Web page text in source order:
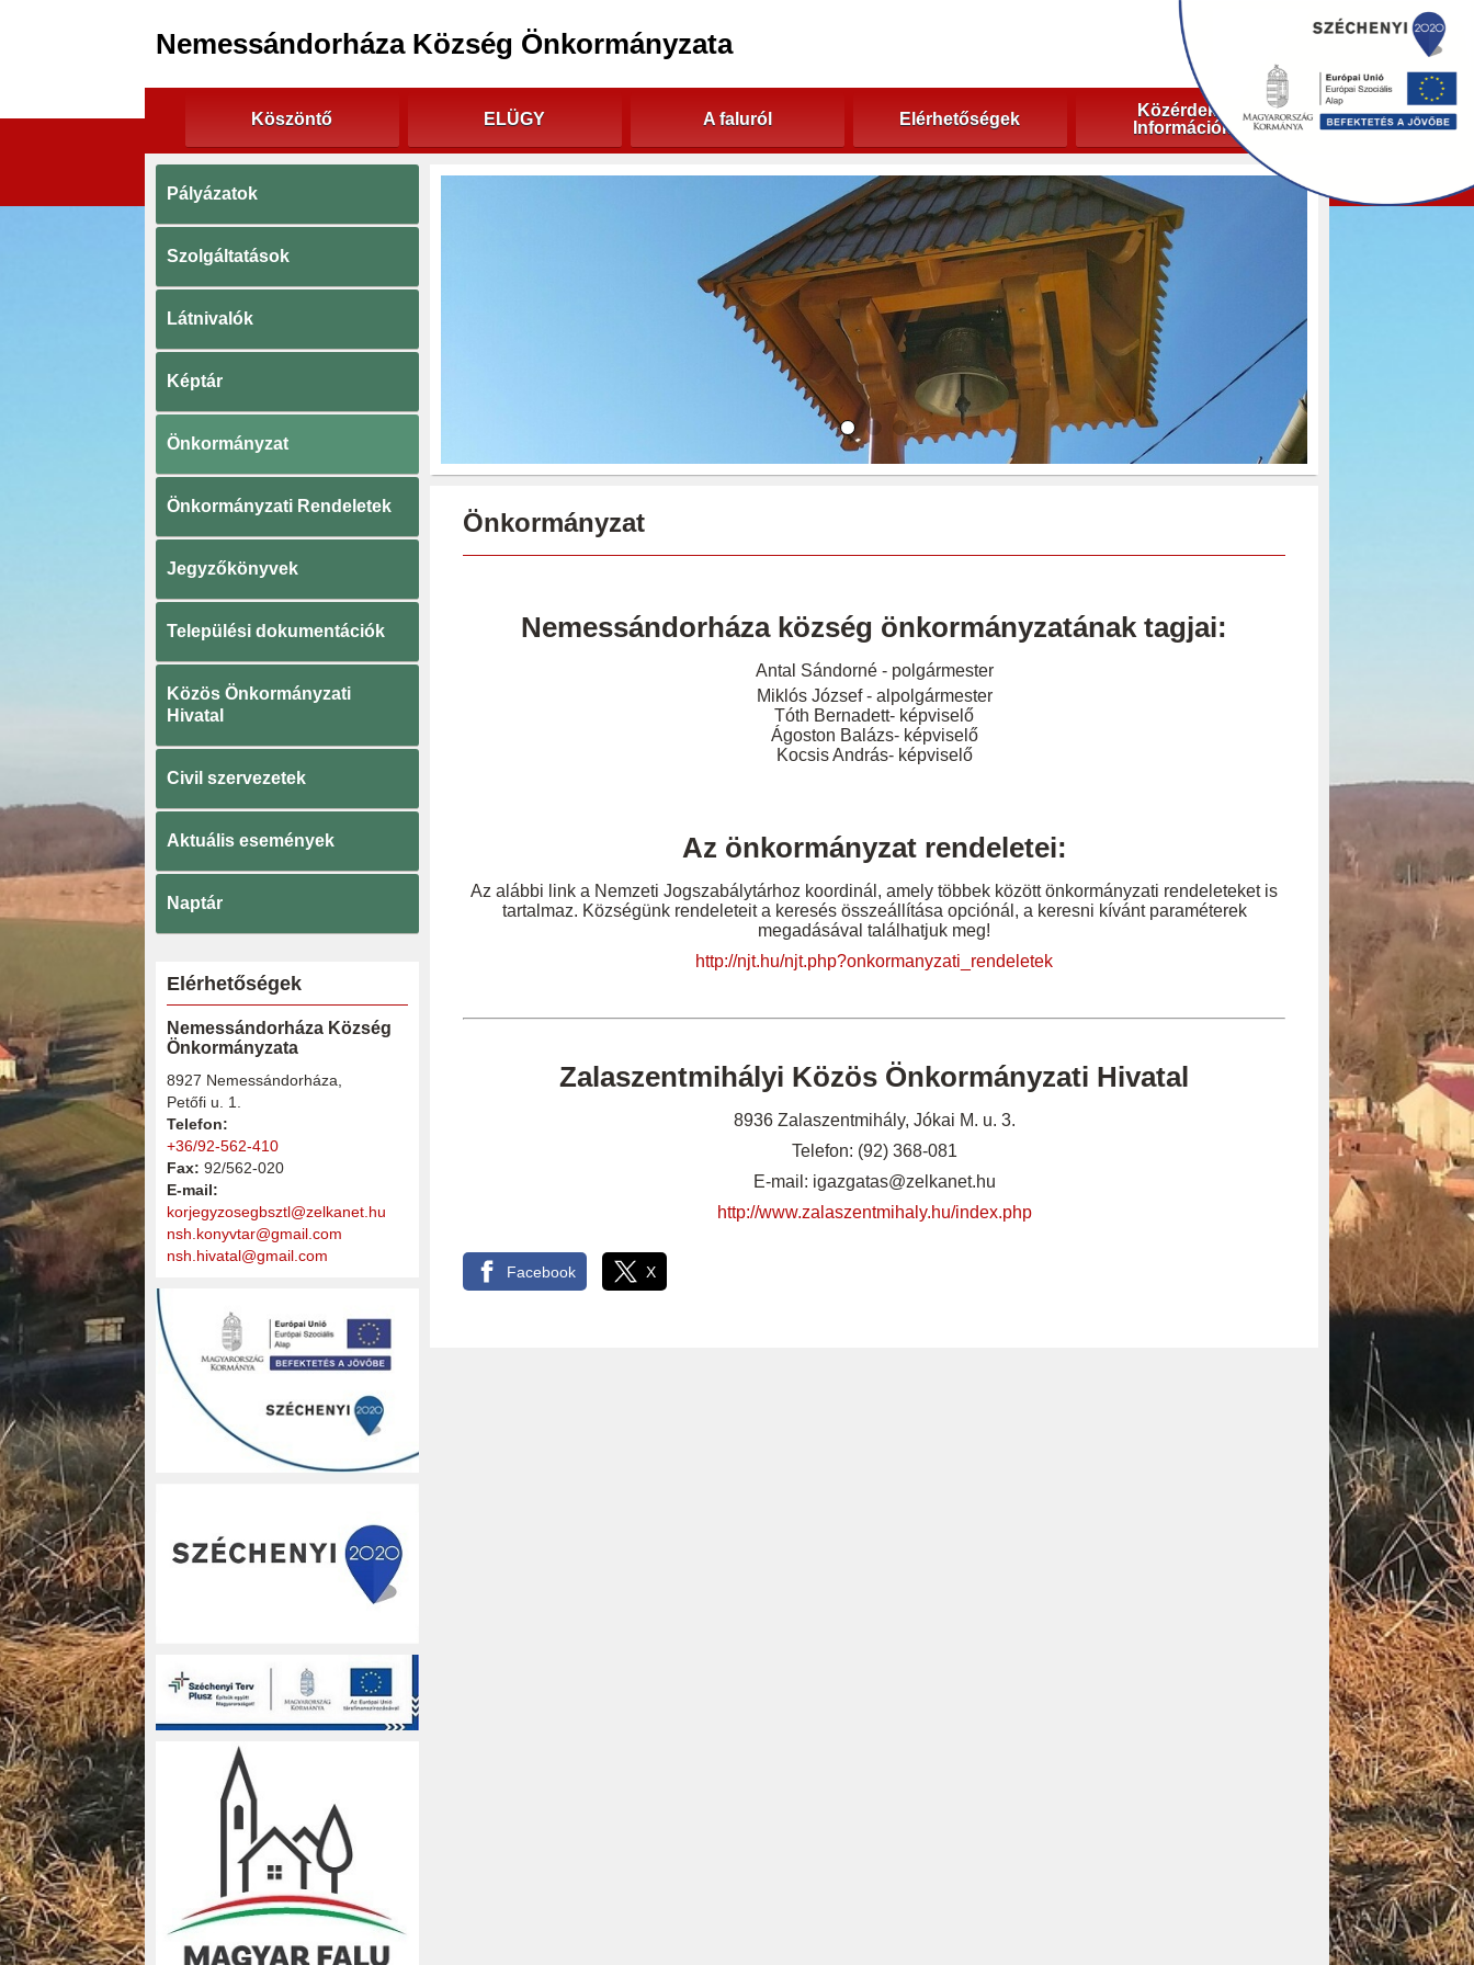
Nemessándorháza Község Önkormányzata
Köszöntő ELÜGY A faluról Elérhetőségek
Közérdekű
Információk
Pályázatok
Szolgáltatások
Látnivalók
Képtár
Önkormányzat
Önkormányzati Rendeletek
Jegyzőkönyvek
Települési dokumentációk
Közös Önkormányzati
Hivatal
Civil szervezetek
Aktuális események
Naptár
Elérhetőségek
Nemessándorháza Község
Önkormányzata
8927 Nemessándorháza,
Petőfi u. 1.
Telefon:
+36/92-562-410
Fax: 92/562-020
E-mail:
korjegyzosegbsztl@zelkanet.hu
nsh.konyvtar@gmail.com
nsh.hivatal@gmail.com
Önkormányzat
Nemessándorháza község önkormányzatának tagjai:
Antal Sándorné - polgármester
Miklós József - alpolgármester
Tóth Bernadett- képviselő
Ágoston Balázs- képviselő
Kocsis András- képviselő
Az önkormányzat rendeletei:
Az alábbi link a Nemzeti Jogszabálytárhoz koordinál, amely többek között önkormányzati rendeleteket is
tartalmaz. Községünk rendeleteit a keresés összeállítása opciónál, a keresni kívánt paraméterek
megadásával találhatjuk meg!
http://njt.hu/njt.php?onkormanyzati_rendeletek
Zalaszentmihályi Közös Önkormányzati Hivatal
8936 Zalaszentmihály, Jókai M. u. 3.
Telefon: (92) 368-081
E-mail: igazgatas@zelkanet.hu
http://www.zalaszentmihaly.hu/index.php
Facebook X